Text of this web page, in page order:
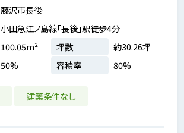
藤沢市長後
小田急江ノ島線「長後」駅徒歩4分
100.05m² 坪数
約30.26坪
50% 容積率 80%
建築条件なし